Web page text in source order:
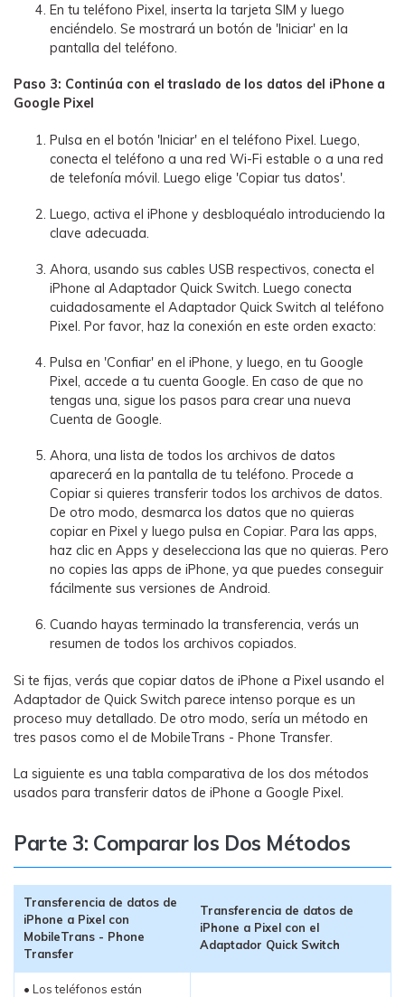
En tu teléfono Pixel, inserta la tarjeta SIM y luego
enciéndelo. Se mostrará un botón de 'Iniciar' en la
pantalla del teléfono.
Paso 3: Continúa con el traslado de los datos del iPhone a
Google Pixel
Pulsa en el botón 'Iniciar' en el teléfono Pixel. Luego,
conecta el teléfono a una red Wi-Fi estable o a una red
de telefonía móvil. Luego elige 'Copiar tus datos'.
Luego, activa el iPhone y desbloquéalo introduciendo la
clave adecuada.
Ahora, usando sus cables USB respectivos, conecta el
iPhone al Adaptador Quick Switch. Luego conecta
cuidadosamente el Adaptador Quick Switch al teléfono
Pixel. Por favor, haz la conexión en este orden exacto:
Pulsa en 'Confiar' en el iPhone, y luego, en tu Google
Pixel, accede a tu cuenta Google. En caso de que no
tengas una, sigue los pasos para crear una nueva
Cuenta de Google.
Ahora, una lista de todos los archivos de datos
aparecerá en la pantalla de tu teléfono. Procede a
Copiar si quieres transferir todos los archivos de datos.
De otro modo, desmarca los datos que no quieras
copiar en Pixel y luego pulsa en Copiar. Para las apps,
haz clic en Apps y deselecciona las que no quieras. Pero
no copies las apps de iPhone, ya que puedes conseguir
fácilmente sus versiones de Android.
Cuando hayas terminado la transferencia, verás un
resumen de todos los archivos copiados.
Si te fijas, verás que copiar datos de iPhone a Pixel usando el
Adaptador de Quick Switch parece intenso porque es un
proceso muy detallado. De otro modo, sería un método en
tres pasos como el de MobileTrans - Phone Transfer.
La siguiente es una tabla comparativa de los dos métodos
usados para transferir datos de iPhone a Google Pixel.
Parte 3: Comparar los Dos Métodos
Transferencia de datos de
iPhone a Pixel con
MobileTrans - Phone
Transfer
Transferencia de datos de
iPhone a Pixel con el
Adaptador Quick Switch
• Los teléfonos están